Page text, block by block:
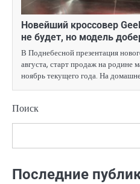
Новейший кроссовер
не будет, но модель
В Поднебесной презентация
августа, старт продаж на родине
ноябрь текущего года. На
Поиск
Последние